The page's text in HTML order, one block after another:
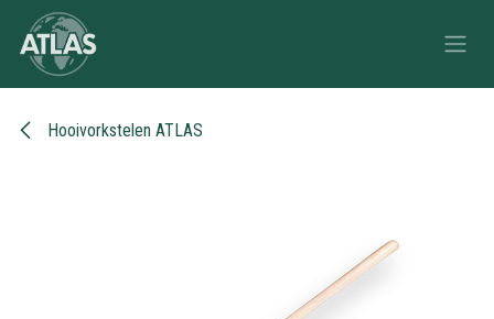
Overslaan naar inhoud
Hooivorkstelen ATLAS